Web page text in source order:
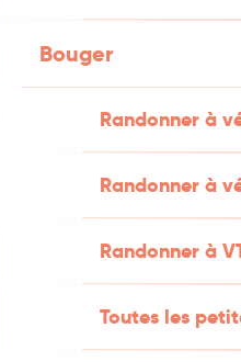
Bouger
Randonner à
Randonner à
Randonner à
Toutes les